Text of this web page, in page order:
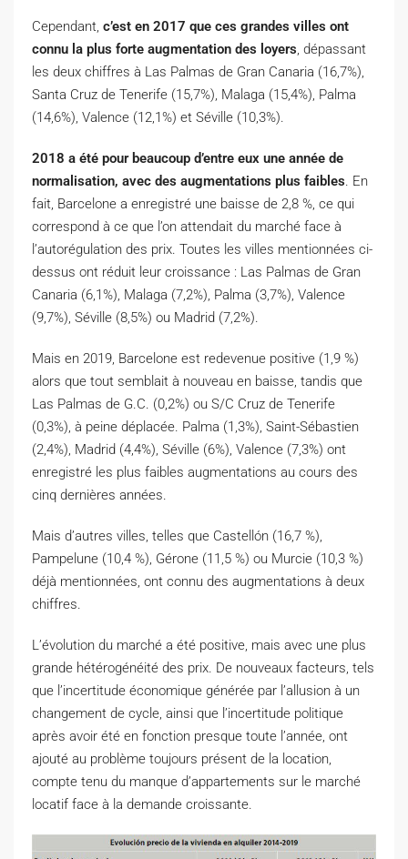
Cependant, c’est en 2017 que ces grandes villes ont
connu la plus forte augmentation des loyers, dépassant
les deux chiffres à Las Palmas de Gran Canaria (16,7%),
Santa Cruz de Tenerife (15,7%), Malaga (15,4%), Palma
(14,6%), Valence (12,1%) et Séville (10,3%).
2018 a été pour beaucoup d’entre eux une année de
normalisation, avec des augmentations plus faibles. En
fait, Barcelone a enregistré une baisse de 2,8 %, ce qui
correspond à ce que l’on attendait du marché face à
l’autorégulation des prix. Toutes les villes mentionnées ci-
dessus ont réduit leur croissance : Las Palmas de Gran
Canaria (6,1%), Malaga (7,2%), Palma (3,7%), Valence
(9,7%), Séville (8,5%) ou Madrid (7,2%).
Mais en 2019, Barcelone est redevenue positive (1,9 %)
alors que tout semblait à nouveau en baisse, tandis que
Las Palmas de G.C. (0,2%) ou S/C Cruz de Tenerife
(0,3%), à peine déplacée. Palma (1,3%), Saint-Sébastien
(2,4%), Madrid (4,4%), Séville (6%), Valence (7,3%) ont
enregistré les plus faibles augmentations au cours des
cinq dernières années.
Mais d’autres villes, telles que Castellón (16,7 %),
Pampelune (10,4 %), Gérone (11,5 %) ou Murcie (10,3 %)
déjà mentionnées, ont connu des augmentations à deux
chiffres.
L’évolution du marché a été positive, mais avec une plus
grande hétérogénéité des prix. De nouveaux facteurs, tels
que l’incertitude économique générée par l’allusion à un
changement de cycle, ainsi que l’incertitude politique
après avoir été en fonction presque toute l’année, ont
ajouté au problème toujours présent de la location,
compte tenu du manque d’appartements sur le marché
locatif face à la demande croissante.